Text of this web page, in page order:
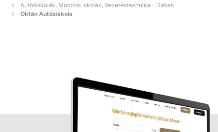
Autósiskolák, Motoros Iskolák, Vezetéstechnika - Dabas
Oktán Autósiskola